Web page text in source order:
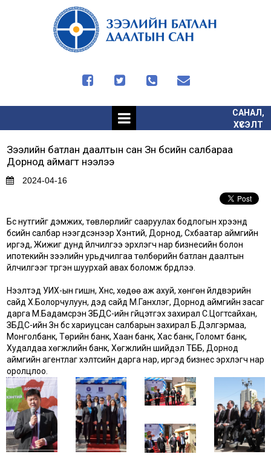
   
САНАЛ,
ХҮСЭЛТ
Зээлийн батлан даалтын сан Зүүн бүсийн салбараа
Дорнод аймагт нээлээ
2024-04-16
Бүс нутгийг дэмжих, төвлөрлийг сааруулах бодлогын хүрээнд
бүсийн салбар нээгдсэнээр Хэнтий, Дорнод, Сүхбаатар аймгийн
иргэд, Жижиг дунд үйлчилгээ эрхлэгч нар бизнесийн болон
ипотекийн зээлийн урьдчилгаа төлбөрийн батлан даалтын
үйлчилгээг түргэн шуурхай авах боломж бүрдлээ.
Нээлтэд УИХ-ын гишүүн, Хүнс, хөдөө аж ахуй, хөнгөн үйлдвэрийн
сайд Х.Болорчулуун, дэд сайд М.Ганхүлэг, Дорнод аймгийн засаг
дарга М.Бадамсүрэн ЗБДС-ийн гүйцэтгэх захирал С.Цогтсайхан,
ЗБДС-ийн Зүүн бүс хариуцсан салбарын захирал Б.Дэлгэрмаа,
Монголбанк, Төрийн банк, Хаан банк, Хас банк, Голомт банк,
Худалдаа хөгжлийн банк, Хөгжлийн шийдэл ТББ, Дорнод
аймгийн агeнтлаг хэлтсийн дарга нар, иргэд бизнeс эрхлэгч нар
оролцлоо.